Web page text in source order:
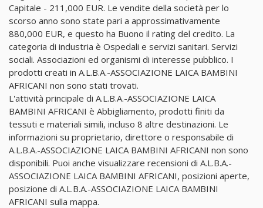
Capitale - 211,000 EUR. Le vendite della società per lo
scorso anno sono state pari a approssimativamente
880,000 EUR, e questo ha Buono il rating del credito. La
categoria di industria è Ospedali e servizi sanitari. Servizi
sociali. Associazioni ed organismi di interesse pubblico. I
prodotti creati in A.L.B.A.-ASSOCIAZIONE LAICA BAMBINI
AFRICANI non sono stati trovati.
L'attività principale di A.L.B.A.-ASSOCIAZIONE LAICA
BAMBINI AFRICANI è Abbigliamento, prodotti finiti da
tessuti e materiali simili, incluso 8 altre destinazioni. Le
informazioni su proprietario, direttore o responsabile di
A.L.B.A.-ASSOCIAZIONE LAICA BAMBINI AFRICANI non sono
disponibili. Puoi anche visualizzare recensioni di A.L.B.A.-
ASSOCIAZIONE LAICA BAMBINI AFRICANI, posizioni aperte,
posizione di A.L.B.A.-ASSOCIAZIONE LAICA BAMBINI
AFRICANI sulla mappa.